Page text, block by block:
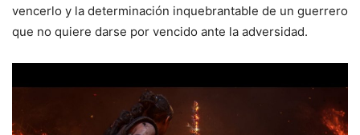
vencerlo y la determinación inquebrantable de un guerrero
que no quiere darse por vencido ante la adversidad.